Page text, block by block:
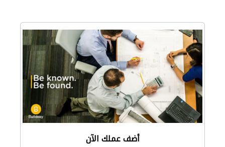
أضف عملك الآن